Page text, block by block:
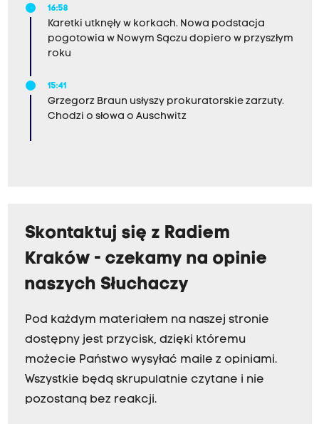
16:58
Karetki utknęły w korkach. Nowa podstacja
pogotowia w Nowym Sączu dopiero w przyszłym
roku
15:41
Grzegorz Braun usłyszy prokuratorskie zarzuty.
Chodzi o słowa o Auschwitz
Skontaktuj się z Radiem
Kraków - czekamy na opinie
naszych Słuchaczy
Pod każdym materiałem na naszej stronie
dostępny jest przycisk, dzięki któremu
możecie Państwo wysyłać maile z opiniami.
Wszystkie będą skrupulatnie czytane i nie
pozostaną bez reakcji.